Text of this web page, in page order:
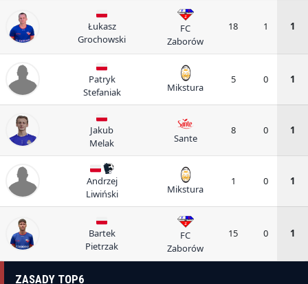
Łukasz
Grochowski
FC
Zaborów
18 1 1
Patryk
Stefaniak
Mikstura
5 0 1
Jakub
Melak
Sante
8 0 1
Andrzej
Liwiński
Mikstura
1 0 1
Bartek
Pietrzak
FC
Zaborów
15 0 1
ZASADY TOP6